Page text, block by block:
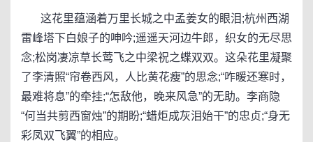
这花里蕴涵着万里长城之中孟姜女的眼泪;杭州西湖
雷峰塔下白娘子的呻吟;遥遥天河边牛郎，织女的无尽思
念;松岗凄凉草长莺飞之中梁祝之蝶双双。这朵花里凝聚
了李清照“帘卷西风，人比黄花瘦”的思念;“咋暖还寒时，
最难将息”的牵挂;“怎敌他，晚来风急”的无助。李商隐
“何当共剪西窗烛”的期盼;“蜡炬成灰泪始干”的忠贞;“身无
彩凤双飞翼”的相应。